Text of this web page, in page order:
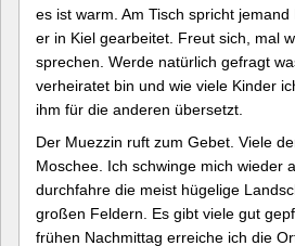
es ist warm. Am Tisch spricht
er in Kiel gearbeitet. Freut sich, mal
sprechen. Werde natürlich gefragt
verheiratet bin und wie viele Kinder
ihm für die anderen übersetzt.
Der Muezzin ruft zum Gebet. Viele
Moschee. Ich schwinge mich wieder
durchfahre die meist hügelige
großen Feldern. Es gibt viele gut
frühen Nachmittag erreiche ich die